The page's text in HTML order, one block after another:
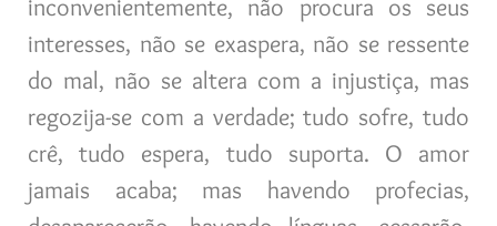
inconvenientemente, não procura os seus
interesses, não se exaspera, não se ressente
do mal, não se altera com a injustiça, mas
regozija-se com a verdade; tudo sofre, tudo
crê, tudo espera, tudo suporta. O amor
jamais acaba; mas havendo profecias,